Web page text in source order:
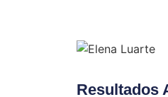
Resultados